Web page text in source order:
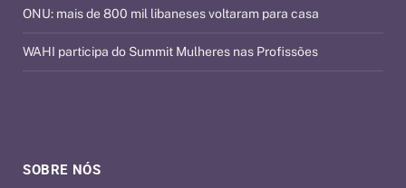
SOBRE NÓS
ONU: mais de 800 mil libaneses voltaram para casa
WAHI participa do Summit Mulheres nas Profissões